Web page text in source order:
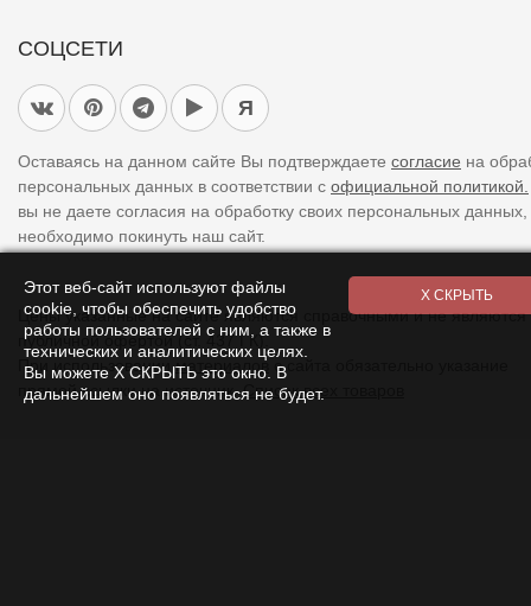
СОЦСЕТИ
Я
Оставаясь на данном сайте Вы подтверждаете согласие на
персональных данных в соответствии с официальной политикой.
вы не даете согласия на обработку своих персональных
необходимо покинуть наш сайт.
Цены указанные на сайте являются справочными и не являются
публичной офертой (ст. 437 ГК).
При использованииматериалов с сайта обязательно указание
прямой ссылки на источник.Список всех товаров
Этот веб-сайт используют файлы
cookie, чтобы обеспечить удобство
работы пользователей с ним, а также в
технических и аналитических целях.
Вы можете Х СКРЫТЬ это окно. В
дальнейшем оно появляться не будет.